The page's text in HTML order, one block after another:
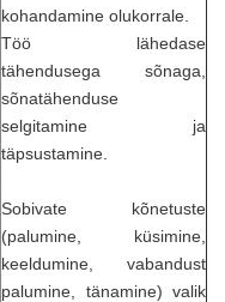
kohandamine olukorrale.
Töö lähedase
tähendusega sõnaga,
sõnatähenduse
selgitamine ja
täpsustamine.
Sobivate kõnetuste
(palumine, küsimine,
keeldumine, vabandust
palumine, tänamine) valik